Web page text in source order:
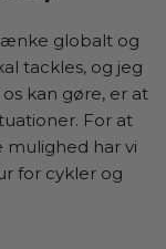
globalt og
tackles, og jeg
kan gøre, er at
For at
har vi
for cykler og